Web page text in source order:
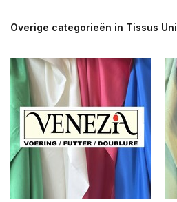
Overige categorieën in Tissus Uni